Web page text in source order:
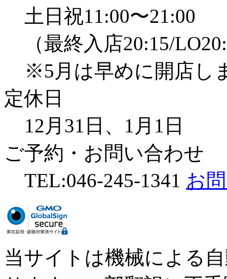
土日祝11:00〜21:00
（最終入店20:15/
※5月は早めに開店し
定休日
12月31日、1月1日
ご予約・お問い合わせ
TEL:046-245-1341 お
当サイトは機械による